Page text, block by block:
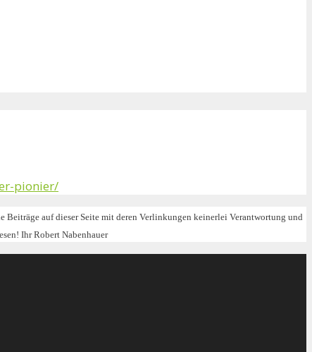
pionier/
auf dieser Seite mit deren Verlinkungen keinerlei Verantwortung und
Ihr Robert Nabenhauer